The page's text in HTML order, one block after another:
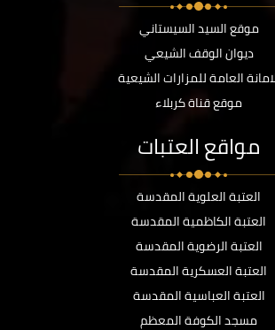
موقع السيد السيستاني
ديوان الوقف الشيعي
العامة للمزارات الشيعية
موقع قناة كربلاء
مواقع العتبات
العتبة العلوية المقدسة
العتبة الكاظمية المقدسة
العتبة الرضوية المقدسة
العتبة العسكرية المقدسة
العتبة العباسية المقدسة
مسجد الكوفة المعظم